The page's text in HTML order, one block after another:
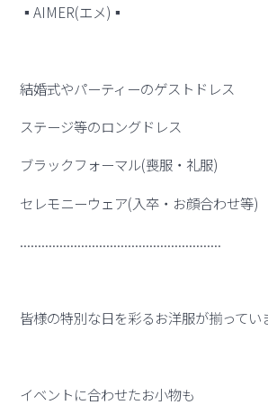
▪︎AIMER(エメ)▪︎
結婚式やパーティーのゲストドレス
ステージ等のロングドレス
ブラックフォーマル(喪服・礼服)
セレモニーウェア(入卒・お顔合わせ等)
........................................................
皆様の特別な日を彩るお洋服が揃ってい
イベントに合わせたお小物も